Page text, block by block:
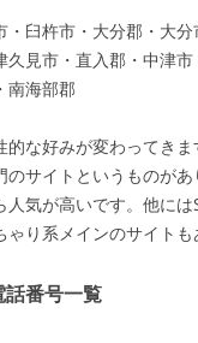
・臼杵市・大分郡・大
久見市・直入郡・中津
南海部郡
的な好みが変わってき
のサイトというものが
人気が高いです。他に
り系メインのサイトも
話番号一覧